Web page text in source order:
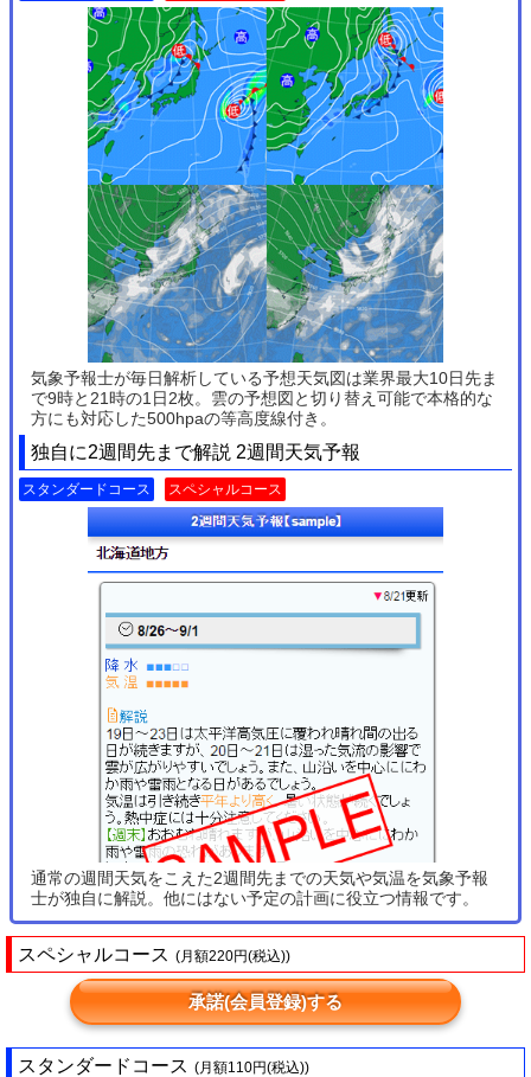
気象予報士が毎日解析している予想天気図は業界最大10日先ま
で9時と21時の1日2枚。雲の予想図と切り替え可能で本格的な
方にも対応した500hpaの等高度線付き。
独自に2週間先まで解説 2週間天気予報
スタンダードコース スペシャルコース
通常の週間天気をこえた2週間先までの天気や気温を気象予報
士が独自に解説。他にはない予定の計画に役立つ情報です。
スペシャルコース (月額220円(税込))
承諾(会員登録)する
スタンダードコース (月額110円(税込))